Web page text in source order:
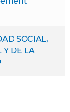
SOCIAL,
Y DE LA